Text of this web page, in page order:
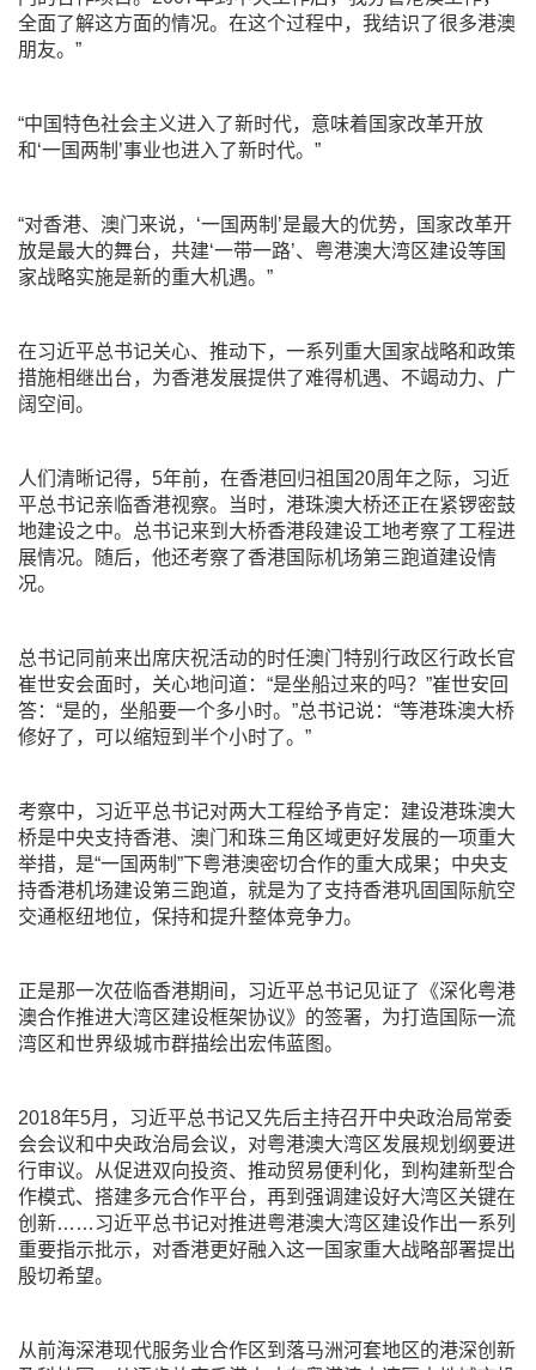
全面了解这方面的情况。在这个过程中，我结识了很多港澳
朋友。”
“中国特色社会主义进入了新时代，意味着国家改革开放
和‘一国两制’事业也进入了新时代。”
“对香港、澳门来说，‘一国两制’是最大的优势，国家改革开
放是最大的舞台，共建‘一带一路’、粤港澳大湾区建设等国
家战略实施是新的重大机遇。”
在习近平总书记关心、推动下，一系列重大国家战略和政策
措施相继出台，为香港发展提供了难得机遇、不竭动力、广
阔空间。
人们清晰记得，5年前，在香港回归祖国20周年之际，习近
平总书记亲临香港视察。当时，港珠澳大桥还正在紧锣密鼓
地建设之中。总书记来到大桥香港段建设工地考察了工程进
展情况。随后，他还考察了香港国际机场第三跑道建设情
况。
总书记同前来出席庆祝活动的时任澳门特别行政区行政长官
崔世安会面时，关心地问道：“是坐船过来的吗？”崔世安回
答：“是的，坐船要一个多小时。”总书记说：“等港珠澳大桥
修好了，可以缩短到半个小时了。”
考察中，习近平总书记对两大工程给予肯定：建设港珠澳大
桥是中央支持香港、澳门和珠三角区域更好发展的一项重大
举措，是“一国两制”下粤港澳密切合作的重大成果；中央支
持香港机场建设第三跑道，就是为了支持香港巩固国际航空
交通枢纽地位，保持和提升整体竞争力。
正是那一次莅临香港期间，习近平总书记见证了《深化粤港
澳合作推进大湾区建设框架协议》的签署，为打造国际一流
湾区和世界级城市群描绘出宏伟蓝图。
2018年5月，习近平总书记又先后主持召开中央政治局常委
会会议和中央政治局会议，对粤港澳大湾区发展规划纲要进
行审议。从促进双向投资、推动贸易便利化，到构建新型合
作模式、搭建多元合作平台，再到强调建设好大湾区关键在
创新……习近平总书记对推进粤港澳大湾区建设作出一系列
重要指示批示，对香港更好融入这一国家重大战略部署提出
殷切希望。
从前海深港现代服务业合作区到落马洲河套地区的港深创新